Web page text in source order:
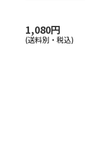
1,080円
(送料別・税込)